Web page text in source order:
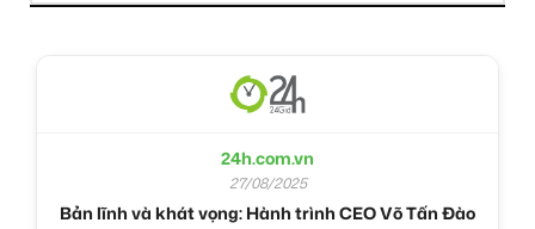
24h.com.vn
27/08/2025
Bản lĩnh và khát vọng: Hành trình CEO Võ Tấn Đào